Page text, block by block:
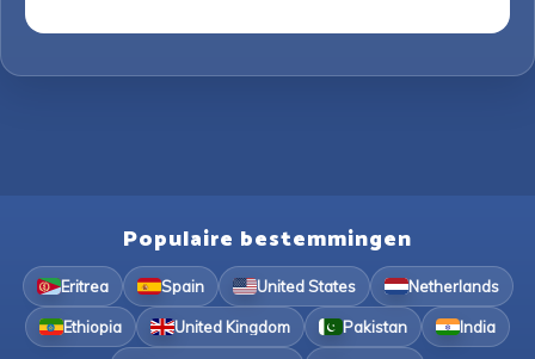
Populaire bestemmingen
Eritrea Spain United States Netherlands
Ethiopia United Kingdom Pakistan India